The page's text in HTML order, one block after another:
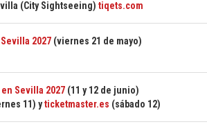
(City Sightseeing) tiqets.com
2027 (viernes 21 de mayo)
Sevilla 2027 (11 y 12 de junio)
11) yticketmaster.es (sábado 12)